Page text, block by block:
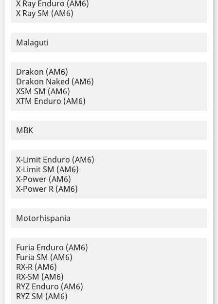
X Ray Enduro (AM6)
X Ray SM (AM6)
Malaguti
Drakon (AM6)
Drakon Naked (AM6)
XSM SM (AM6)
XTM Enduro (AM6)
MBK
X-Limit Enduro (AM6)
X-Limit SM (AM6)
X-Power (AM6)
X-Power R (AM6)
Motorhispania
Furia Enduro (AM6)
Furia SM (AM6)
RX-R (AM6)
RX-SM (AM6)
RYZ Enduro (AM6)
RYZ SM (AM6)